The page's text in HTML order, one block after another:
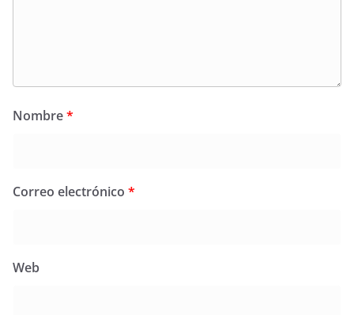
Nombre*
Correo electrónico *
Web